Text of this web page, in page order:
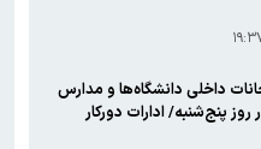
داخلی دانشگاه‌ها و مدارس
روز پنج‌شنبه/ ادارات دورکار